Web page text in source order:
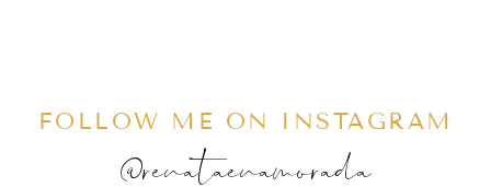
FOLLOW ME ON INSTAGRAM
@renataenamorada